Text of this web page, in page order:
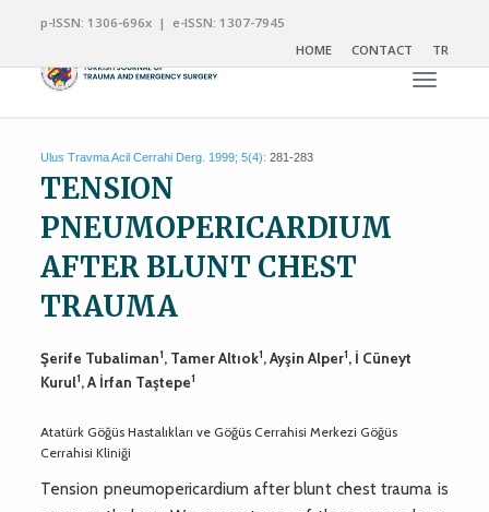
p-ISSN: 1306-696x | e-ISSN: 1307-7945
HOME
CONTACT TR
Toggle
Ulus Travma Acil Cerrahi Derg. 1999; 5(4): 281-283
TENSION
PNEUMOPERICARDIUM
AFTER BLUNT CHEST
TRAUMA
Şerife Tubaliman1, Tamer Altıok1, Ayşin Alper1, İ Cüneyt
Kurul1, A İrfan Taştepe1
Atatürk Göğüs Hastalıkları ve Göğüs Cerrahisi Merkezi Göğüs
Cerrahisi Kliniği
Tension pneumopericardium after blunt chest trauma is